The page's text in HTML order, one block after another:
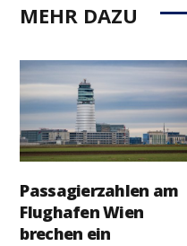
MEHR DAZU
Passagierzahlen am
Flughafen Wien
brechen ein